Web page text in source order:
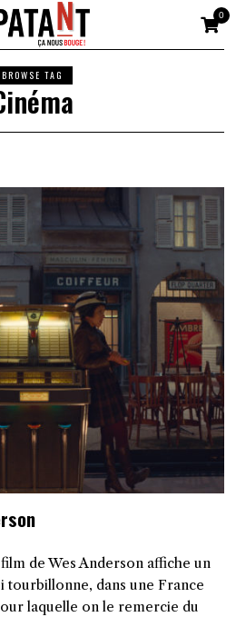
0
BROWSE TAG
de Wes Anderson affiche un
tourbillonne, dans une France
laquelle on le remercie du